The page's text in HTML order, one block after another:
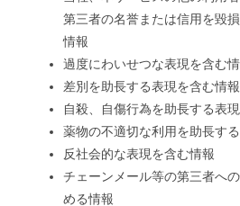
第三者の名誉または信用を毀
情報
過度にわいせつな表現を含む
差別を助長する表現を含む情報
自殺、自傷行為を助長する表
薬物の不適切な利用を助長す
反社会的な表現を含む情報
チェーンメール等の第三者へ
める情報